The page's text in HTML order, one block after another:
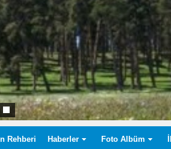
Rehberi Haberler Foto Albüm